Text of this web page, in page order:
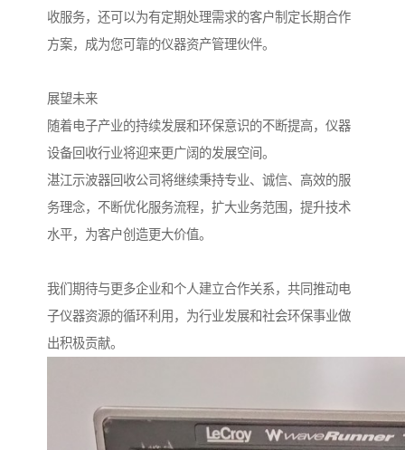
收服务，还可以为有定期处理需求的客户制定长期合作
方案，成为您可靠的仪器资产管理伙伴。
展望未来
随着电子产业的持续发展和环保意识的不断提高，仪器
设备回收行业将迎来更广阔的发展空间。
湛江示波器回收公司将继续秉持专业、诚信、高效的服
务理念，不断优化服务流程，扩大业务范围，提升技术
水平，为客户创造更大价值。
我们期待与更多企业和个人建立合作关系，共同推动电
子仪器资源的循环利用，为行业发展和社会环保事业做
出积极贡献。